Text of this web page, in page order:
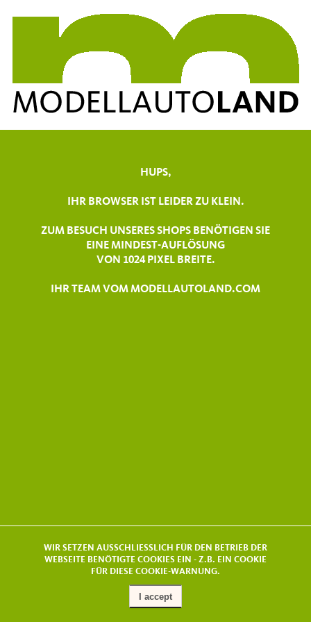
HUPS,
IHR BROWSER IST LEIDER ZU KLEIN.
ZUM BESUCH UNSERES SHOPS BENÖTIGEN SIE
EINE MINDEST-AUFLÖSUNG
VON 1024 PIXEL BREITE.
IHR TEAM VOM MODELLAUTOLAND.COM
WIR SETZEN AUSSCHLIESSLICH FÜR DEN BETRIEB DER
WEBSEITE BENÖTIGTE COOKIES EIN - Z.B. EIN COOKIE
FÜR DIESE COOKIE-WARNUNG.
I accept